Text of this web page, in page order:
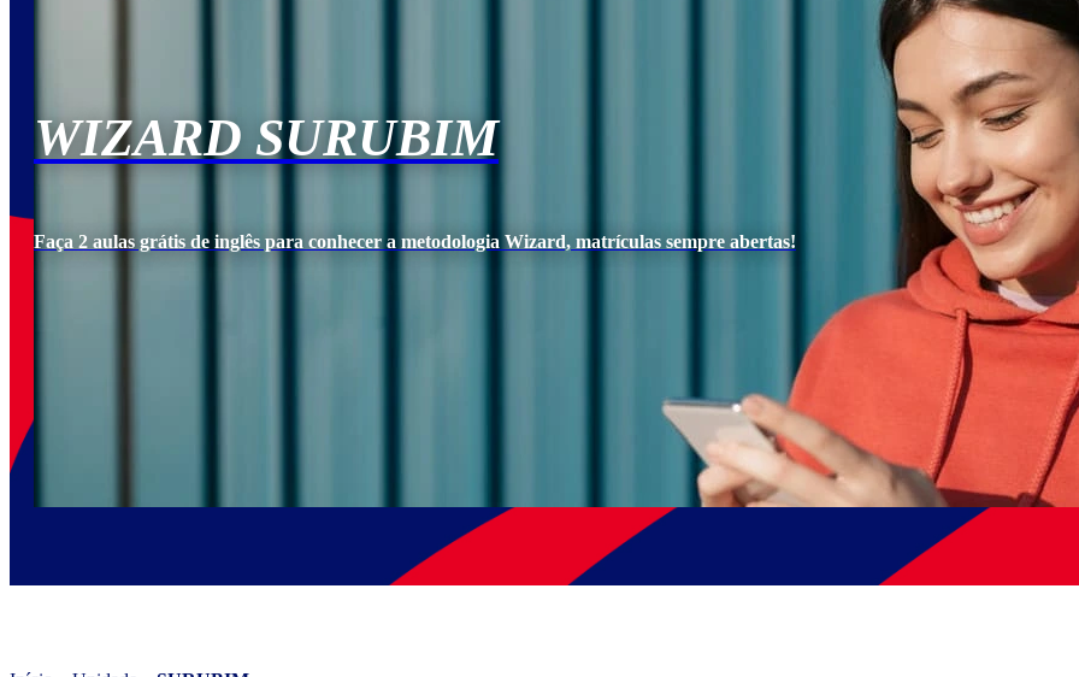
WIZARD SURUBIM
Faça 2 aulas grátis de inglês para conhecer a metodologia Wizard, matrículas sempre abertas!